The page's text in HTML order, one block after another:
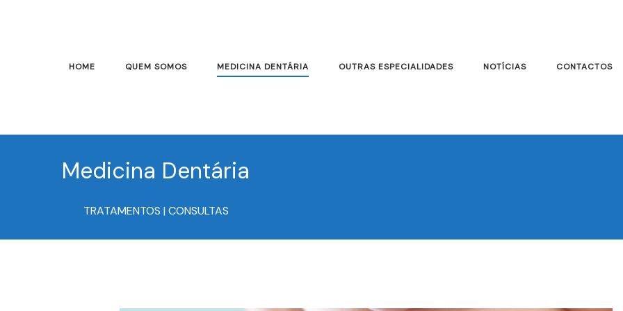
HOME QUEM SOMOS MEDICINA DENTÁRIA OUTRAS ESPECIALIDADES NOTÍCIAS CONTACTOS
Medicina Dentária
TRATAMENTOS | CONSULTAS